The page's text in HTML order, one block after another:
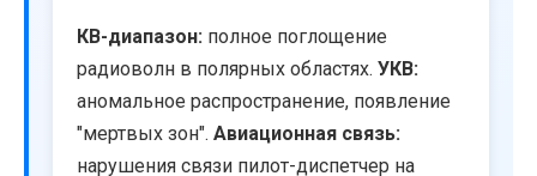
КВ-диапазон: полное поглощение
радиоволн в полярных областях. УКВ:
аномальное распространение, появление
"мертвых зон". Авиационная связь:
нарушения связи пилот-диспетчер на